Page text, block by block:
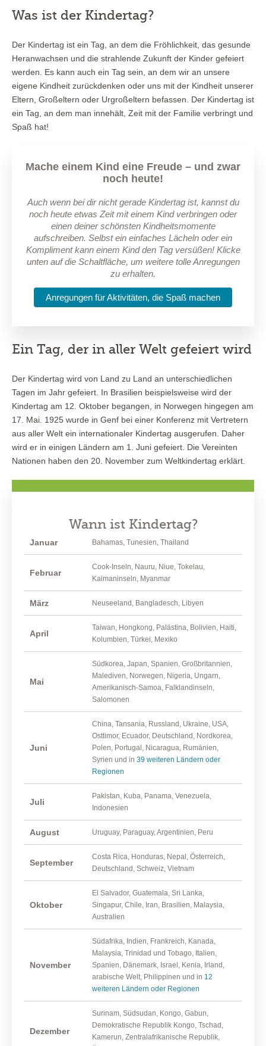
Was ist der Kindertag?
Der Kindertag ist ein Tag, an dem die Fröhlichkeit, das gesunde
Heranwachsen und die strahlende Zukunft der Kinder gefeiert
werden. Es kann auch ein Tag sein, an dem wir an unsere
eigene Kindheit zurückdenken oder uns mit der Kindheit unserer
Eltern, Großeltern oder Urgroßeltern befassen. Der Kindertag ist
ein Tag, an dem man innehält, Zeit mit der Familie verbringt und
Spaß hat!
Mache einem Kind eine Freude – und zwar
noch heute!
Auch wenn bei dir nicht gerade Kindertag ist, kannst du
noch heute etwas Zeit mit einem Kind verbringen oder
einen deiner schönsten Kindheitsmomente
aufschreiben. Selbst ein einfaches Lächeln oder ein
Kompliment kann einem Kind den Tag versüßen! Klicke
unten auf die Schaltfläche, um weitere tolle Anregungen
zu erhalten.
Anregungen für Aktivitäten, die Spaß machen
Ein Tag, der in aller Welt gefeiert wird
Der Kindertag wird von Land zu Land an unterschiedlichen
Tagen im Jahr gefeiert. In Brasilien beispielsweise wird der
Kindertag am 12. Oktober begangen, in Norwegen hingegen am
17. Mai. 1925 wurde in Genf bei einer Konferenz mit Vertretern
aus aller Welt ein internationaler Kindertag ausgerufen. Daher
wird er in einigen Ländern am 1. Juni gefeiert. Die Vereinten
Nationen haben den 20. November zum Weltkindertag erklärt.
Wann ist Kindertag?
Januar Bahamas, Tunesien, Thailand
Februar
Cook-Inseln, Nauru, Niue, Tokelau,
Kaimaninseln, Myanmar
März Neuseeland, Bangladesch, Libyen
April
Taiwan, Hongkong, Palästina, Bolivien, Haiti,
Kolumbien, Türkei, Mexiko
Mai
Südkorea, Japan, Spanien, Großbritannien,
Malediven, Norwegen, Nigeria, Ungarn,
Amerikanisch-Samoa, Falklandinseln,
Salomonen
Juni
China, Tansania, Russland, Ukraine, USA,
Osttimor, Ecuador, Deutschland, Nordkorea,
Polen, Portugal, Nicaragua, Rumänien,
Syrien und in 39 weiteren Ländern oder
Regionen
Juli
Pakistan, Kuba, Panama, Venezuela,
Indonesien
August Uruguay, Paraguay, Argentinien, Peru
September
Costa Rica, Honduras, Nepal, Österreich,
Deutschland, Schweiz, Vietnam
Oktober
El Salvador, Guatemala, Sri Lanka,
Singapur, Chile, Iran, Brasilien, Malaysia,
Australien
November
Südafrika, Indien, Frankreich, Kanada,
Malaysia, Trinidad und Tobago, Italien,
Spanien, Dänemark, Israel, Kenia, Irland,
arabische Welt, Philippinen und in 12
weiteren Ländern oder Regionen
Dezember
Surinam, Südsudan, Kongo, Gabun,
Demokratische Republik Kongo, Tschad,
Kamerun, Zentralafrikanische Republik,